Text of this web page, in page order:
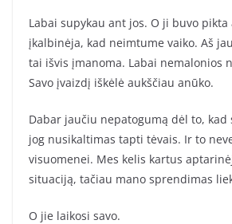
Labai supykau ant jos. O ji buvo
įkalbinėja, kad neimtume vaiko. Aš
tai išvis įmanoma. Labai nemalonios
Savo įvaizdį iškėlė aukščiau anūko.
Dabar jaučiu nepatogumą dėl to,
jog nusikaltimas tapti tėvais. Ir to
visuomenei. Mes kelis kartus
situaciją, tačiau mano sprendimas
O jie laikosi savo.